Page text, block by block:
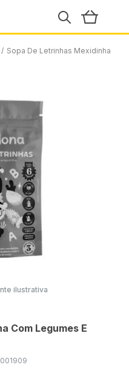
/ Sopa De Letrinhas Mexidinha
ilustrativa
Com Legumes E